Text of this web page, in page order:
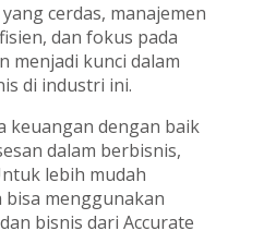
cerdas, manajemen
dan fokus pada
menjadi kunci dalam
di industri ini.
keuangan dengan baik
dalam berbisnis,
lebih mudah
bisa menggunakan
dan bisnis dari Accurate